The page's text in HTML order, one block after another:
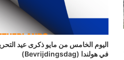
اليوم الخامس من مايو ذكرى عيد
في هولندا (Bevrijdingsdag)